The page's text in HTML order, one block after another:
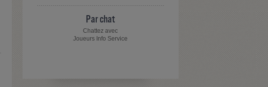
Par chat
Chattez avec
Joueurs Info Service